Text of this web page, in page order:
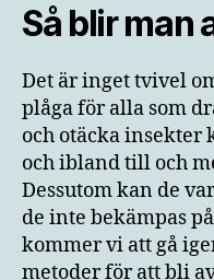
Så blir man
Det är inget tvivel
plåga för alla som
och otäcka insekter
och ibland till och
Dessutom kan de
de inte bekämpas
kommer vi att gå
metoder för att bli